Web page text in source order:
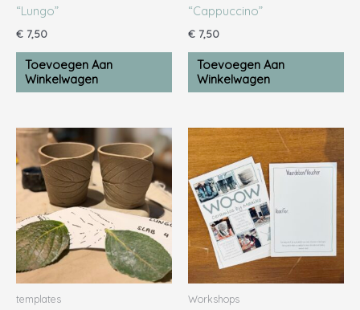
“Lungo”
€ 7,50
Toevoegen Aan
Winkelwagen
“Cappuccino”
€ 7,50
Toevoegen Aan
Winkelwagen
templates Workshops